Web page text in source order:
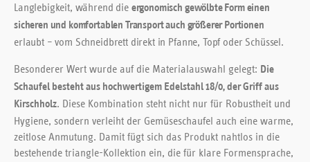
Langlebigkeit, während die ergonomisch gewölbte Form einen
sicheren und komfortablen Transport auch größerer Portionen
erlaubt – vom Schneidbrett direkt in Pfanne, Topf oder Schüssel.
Besonderer Wert wurde auf die Materialauswahl gelegt: Die
Schaufel besteht aus hochwertigem Edelstahl 18/0, der Griff aus
Kirschholz. Diese Kombination steht nicht nur für Robustheit und
Hygiene, sondern verleiht der Gemüseschaufel auch eine warme,
zeitlose Anmutung. Damit fügt sich das Produkt nahtlos in die
bestehende triangle-Kollektion ein, die für klare Formensprache,